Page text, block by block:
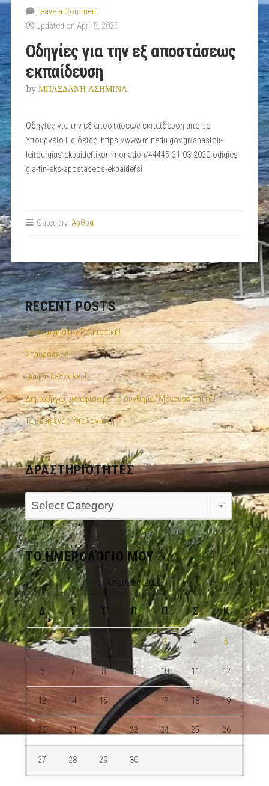
Leave a Comment
Updated on April 5, 2020
Οδηγίες για την εξ αποστάσεως
εκπαίδευση
by ΜΠΑΣΔΑΝΗ ΑΣΗΜΙΝΑ
Οδηγίες για την εξ αποστάσεως εκπαίδευση από το
Υπουργείο Παιδείας! https://www.minedu.gov.gr/anastoli-
leitourgias-ekpaideftikon-monadon/44445-21-03-2020-odigies-
gia-tin-eks-apostaseos-ekpaidefsi
Category: Άρθρα
RECENT POSTS
Εισαγωγή στην Ρομποτική!
Σταυρόλεξο!
Γράφω λεξούλες!
Δημιουργώ μια αφίσα με το σύνθημα “Μένουμε σπίτι”!
Τα μέρη ενός Υπολογιστή
ΔΡΑΣΤΗΡΙΌΤΗΤΕΣ
ΤΟ ΗΜΕΡΟΛΌΓΙΟ ΜΟΥ
Απρίλιος 2020
Δ Τ Τ Π Π Σ Κ
2 3 4 5
6 7 8 9 10 11 12
13 14 15 16 17 18 19
20 21 22 23 24 25 26
27 28 29 30